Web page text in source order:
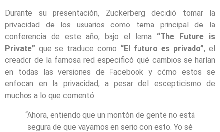
Durante su presentación, Zuckerberg decidió tomar la
privacidad de los usuarios como tema principal de la
conferencia de este año, bajo el lema “The Future is
Private” que se traduce como “El futuro es privado”, el
creador de la famosa red especificó qué cambios se harían
en todas las versiones de Facebook y cómo estos se
enfocan en la privacidad, a pesar del escepticismo de
muchos a lo que comentó:
“Ahora, entiendo que un montón de gente no está
segura de que vayamos en serio con esto. Yo sé